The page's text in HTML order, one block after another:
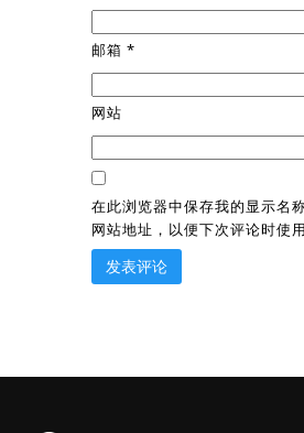
邮箱 *
网站
在此浏览器中保存我的显示名
网站地址，以便下次评论时使用